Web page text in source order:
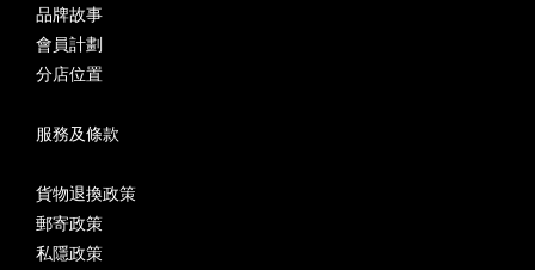
品牌故事
會員計劃
分店位置
服務及條款
貨物退換政策
郵寄政策
私隱政策